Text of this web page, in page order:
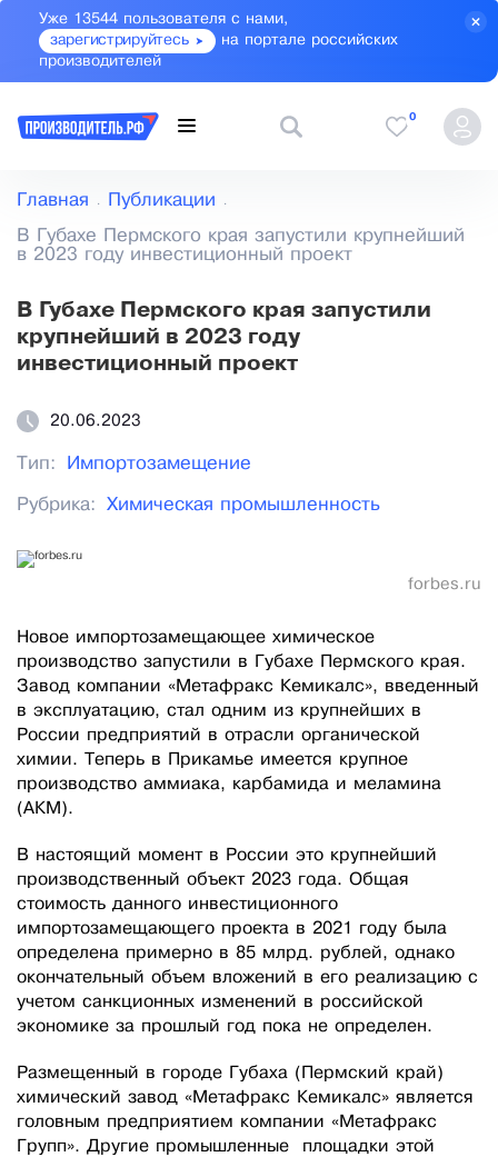
Уже 13544 пользователя с нами,
зарегистрируйтесь
на портале российских
производителей
0
Главная Публикации
В Губахе Пермского края запустили крупнейший
в 2023 году инвестиционный проект
В Губахе Пермского края запустили
крупнейший в 2023 году
инвестиционный проект
20.06.2023
Тип: Импортозамещение
Рубрика: Химическая промышленность
forbes.ru
Новое импортозамещающее химическое
производство запустили в Губахе Пермского края.
Завод компании «Метафракс Кемикалс», введенный
в эксплуатацию, стал одним из крупнейших в
России предприятий в отрасли органической
химии. Теперь в Прикамье имеется крупное
производство аммиака, карбамида и меламина
(АКМ).
В настоящий момент в России это крупнейший
производственный объект 2023 года. Общая
стоимость данного инвестиционного
импортозамещающего проекта в 2021 году была
определена примерно в 85 млрд. рублей, однако
окончательный объем вложений в его реализацию с
учетом санкционных изменений в российской
экономике за прошлый год пока не определен.
Размещенный в городе Губаха (Пермский край)
химический завод «Метафракс Кемикалс» является
головным предприятием компании «Метафракс
Групп». Другие промышленные площадки этой